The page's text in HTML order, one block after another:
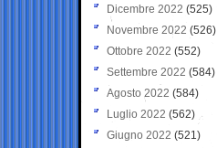
Dicembre 2022 (525)
Novembre 2022 (526)
Ottobre 2022 (552)
Settembre 2022 (584)
Agosto 2022 (584)
Luglio 2022 (562)
Giugno 2022 (521)